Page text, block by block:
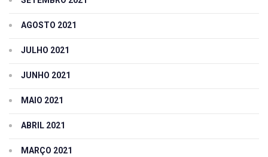
AGOSTO 2021
JULHO 2021
JUNHO 2021
MAIO 2021
ABRIL 2021
MARÇO 2021